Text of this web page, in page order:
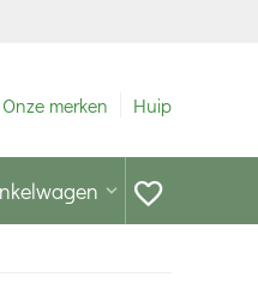
Onze merken Hulp